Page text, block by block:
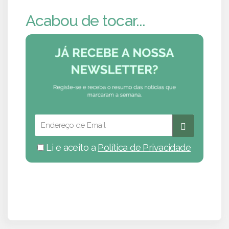
Acabou de tocar...
Li e aceito a Política de Privacidade